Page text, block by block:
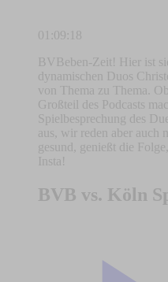
01:09:18
BVBeben-Zeit! Hier ist
dynamischen Duos
von Thema zu Thema.
Großteil des Podcasts
Spielbesprechung des
aus, wir reden aber auch
gesund, genießt die
Insta!
BVB vs. Köln